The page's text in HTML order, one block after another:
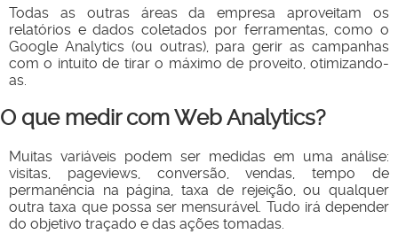
Todas as outras áreas da empresa aproveitam os
relatórios e dados coletados por ferramentas, como o
Google Analytics (ou outras), para gerir as campanhas
com o intuito de tirar o máximo de proveito, otimizando-
as.
O que medir com Web Analytics?
Muitas variáveis podem ser medidas em uma análise:
visitas, pageviews, conversão, vendas, tempo de
permanência na página, taxa de rejeição, ou qualquer
outra taxa que possa ser mensurável. Tudo irá depender
do objetivo traçado e das ações tomadas.